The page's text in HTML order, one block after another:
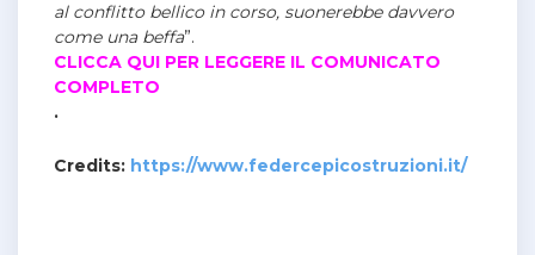
al conflitto bellico in corso, suonerebbe davvero
come una beffa”.
CLICCA QUI PER LEGGERE IL COMUNICATO
COMPLETO
.
Credits: https://www.federcepicostruzioni.it/